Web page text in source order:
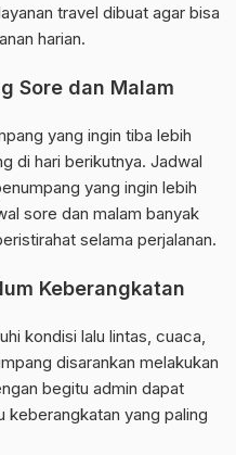
travel dibuat agar bisa
harian.
Sore dan Malam
yang ingin tiba lebih
di hari berikutnya. Jadwal
yang ingin lebih
sore dan malam banyak
selama perjalanan.
Keberangkatan
kondisi lalu lintas, cuaca,
disarankan melakukan
begitu admin dapat
keberangkatan yang paling